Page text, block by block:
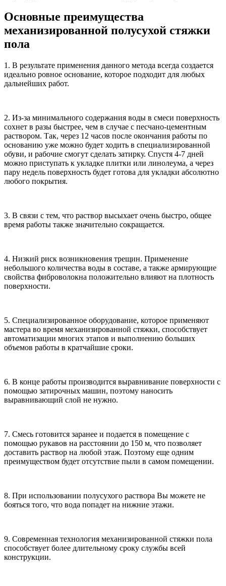
Основные преимущества
механизированной полусухой стяжки
пола
1. В результате применения данного метода всегда создается
идеально ровное основание, которое подходит для любых
дальнейших работ.
2. Из-за минимального содержания воды в смеси поверхность
сохнет в разы быстрее, чем в случае с песчано-цементным
раствором. Так, через 12 часов после окончания работы по
основанию уже можно будет ходить в специализированной
обуви, и рабочие смогут сделать затирку. Спустя 4-7 дней
можно приступать к укладке плитки или линолеума, а через
пару недель поверхность будет готова для укладки абсолютно
любого покрытия.
3. В связи с тем, что раствор высыхает очень быстро, общее
время работы также значительно сокращается.
4. Низкий риск возникновения трещин. Применение
небольшого количества воды в составе, а также армирующие
свойства фиброволокна положительно влияют на плотность
поверхности.
5. Специализированное оборудование, которое применяют
мастера во время механизированной стяжки, способствует
автоматизации многих этапов и выполнению больших
объемов работы в кратчайшие сроки.
6. В конце работы производится выравнивание поверхности с
помощью затирочных машин, поэтому наносить
выравнивающий слой не нужно.
7. Смесь готовится заранее и подается в помещение с
помощью рукавов на расстоянии до 150 м, что позволяет
доставить раствор на любой этаж. Поэтому еще одним
преимуществом будет отсутствие пыли в самом помещении.
8. При использовании полусухого раствора Вы можете не
бояться того, что вода попадет на нижние этажи.
9. Современная технология механизированной стяжки пола
способствует более длительному сроку службы всей
конструкции.